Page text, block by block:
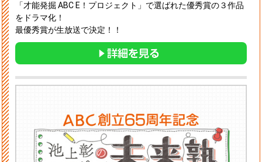
「才能発掘 ABC E！プロジェクト」で選ばれた優秀賞の３作品
をドラマ化！
最優秀賞が生放送で決定！！